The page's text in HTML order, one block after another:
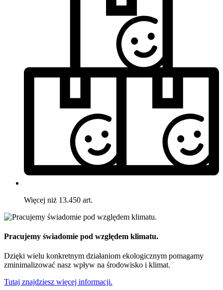
Więcej niż 13.450 art.
Pracujemy świadomie pod względem klimatu.
Dzięki wielu konkretnym działaniom ekologicznym pomagamy
zminimalizować nasz wpływ na środowisko i klimat.
Tutaj znajdziesz więcej informacji.